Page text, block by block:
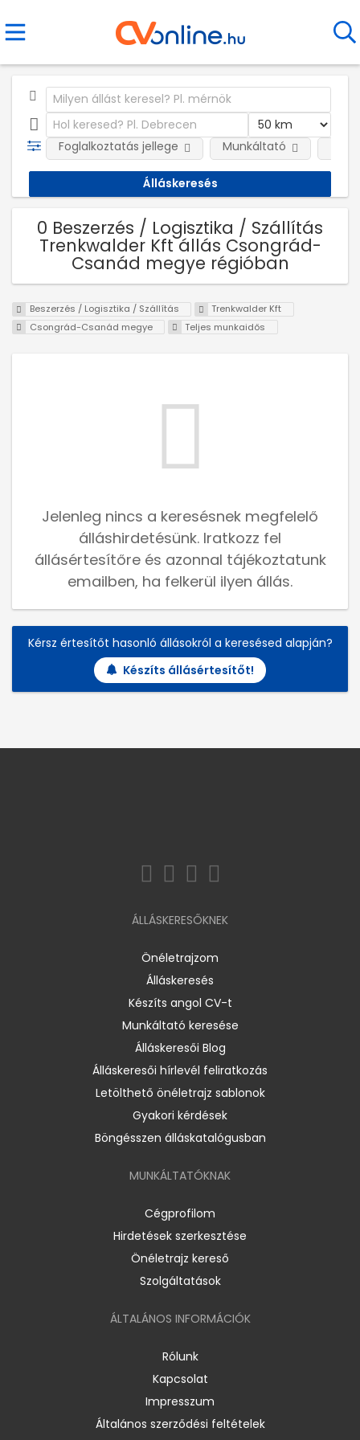
Foglalkoztatás jellege Munkáltató
0 Beszerzés / Logisztika / Szállítás
Trenkwalder Kft állás Csongrád-
Csanád megye régióban
Beszerzés / Logisztika / Szállítás
Trenkwalder Kft
Csongrád-Csanád megye
Teljes munkaidős
Jelenleg nincs a keresésnek megfelelő
álláshirdetésünk. Iratkozz fel
állásértesítőre és azonnal tájékoztatunk
emailben, ha felkerül ilyen állás.
Kérsz értesítőt hasonló állásokról a keresésed alapján?
Készíts állásértesítőt!
ÁLLÁSKERESŐKNEK
Önéletrajzom
Álláskeresés
Készíts angol CV-t
Munkáltató keresése
Álláskeresői Blog
Álláskeresői hírlevél feliratkozás
Letölthető önéletrajz sablonok
Gyakori kérdések
Böngésszen álláskatalógusban
MUNKÁLTATÓKNAK
Cégprofilom
Hirdetések szerkesztése
Önéletrajz kereső
Szolgáltatások
ÁLTALÁNOS INFORMÁCIÓK
Rólunk
Kapcsolat
Impresszum
Általános szerződési feltételek